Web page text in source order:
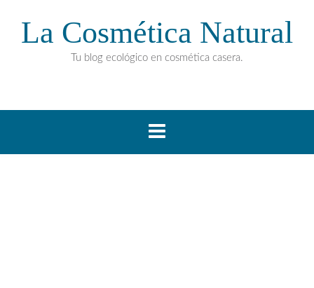
La Cosmética Natural
Tu blog ecológico en cosmética casera.